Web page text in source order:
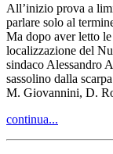
All’inizio prova a
parlare solo al
Ma dopo aver letto
localizzazione del
sindaco Alessandro
sassolino dalla
M. Giovannini, D.
continua...